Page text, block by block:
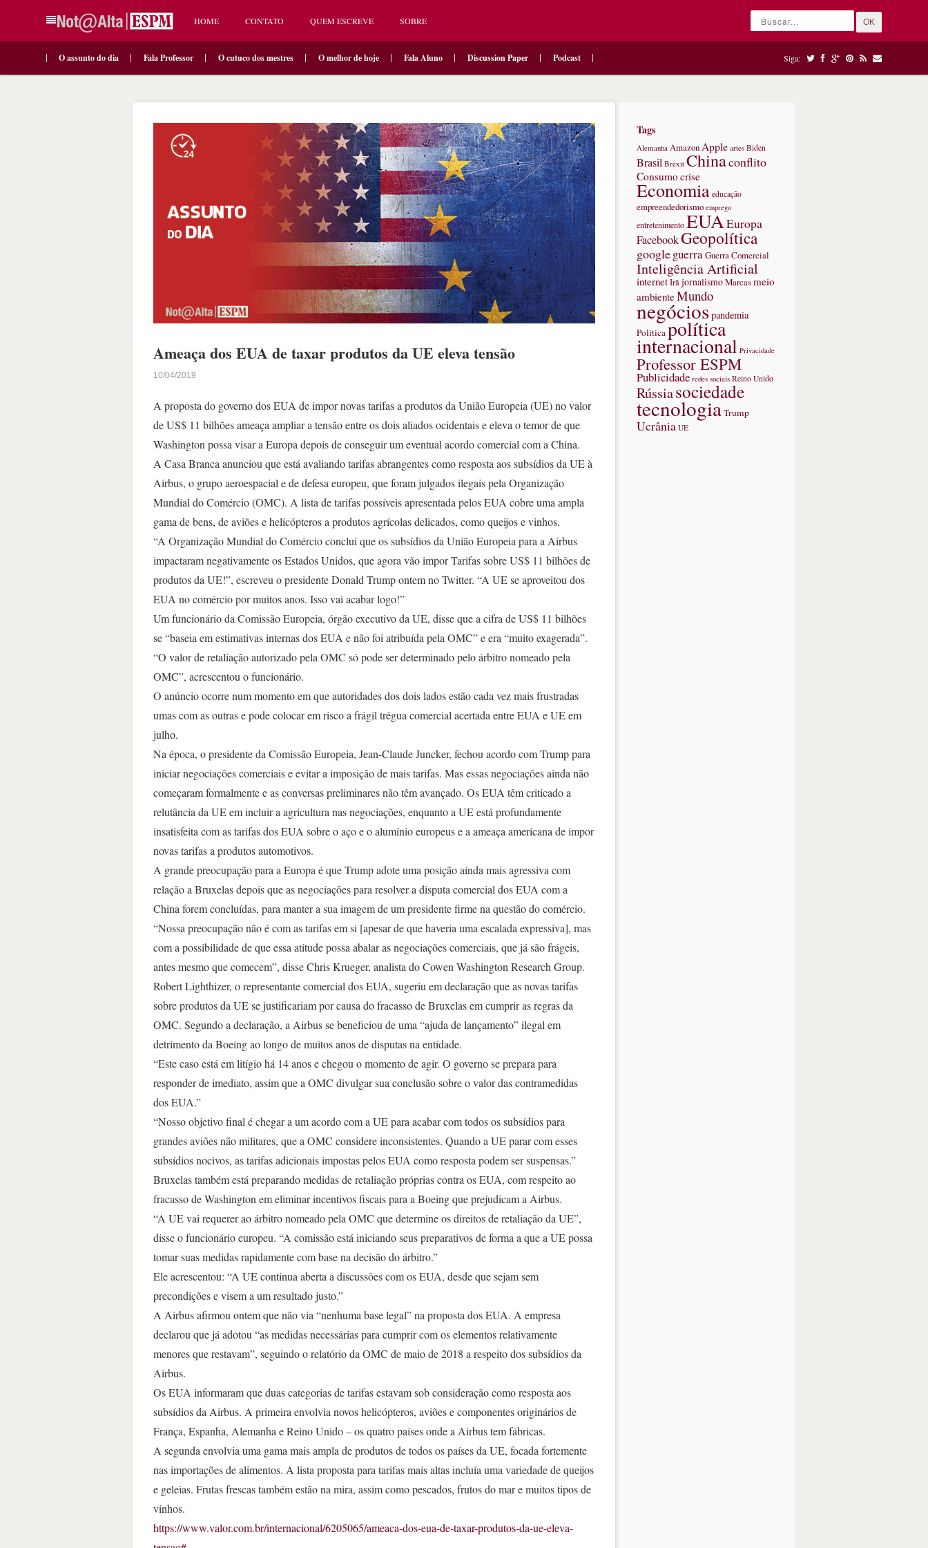
HOME CONTATO QUEM ESCREVE SOBRE OK
O assunto do dia Fala Professor O cutuco dos mestres O melhor de hoje Fala Aluno Discussion Paper Podcast Siga:
Ameaça dos EUA de taxar produtos da UE eleva tensão
10/04/2019
A proposta do governo dos EUA de impor novas tarifas a produtos da União Europeia (UE) no valor
de US$ 11 bilhões ameaça ampliar a tensão entre os dois aliados ocidentais e eleva o temor de que
Washington possa visar a Europa depois de conseguir um eventual acordo comercial com a China.
A Casa Branca anunciou que está avaliando tarifas abrangentes como resposta aos subsídios da UE à
Airbus, o grupo aeroespacial e de defesa europeu, que foram julgados ilegais pela Organização
Mundial do Comércio (OMC). A lista de tarifas possíveis apresentada pelos EUA cobre uma ampla
gama de bens, de aviões e helicópteros a produtos agrícolas delicados, como queijos e vinhos.
“A Organização Mundial do Comércio conclui que os subsídios da União Europeia para a Airbus
impactaram negativamente os Estados Unidos, que agora vão impor Tarifas sobre US$ 11 bilhões de
produtos da UE!”, escreveu o presidente Donald Trump ontem no Twitter. “A UE se aproveitou dos
EUA no comércio por muitos anos. Isso vai acabar logo!”
Um funcionário da Comissão Europeia, órgão executivo da UE, disse que a cifra de US$ 11 bilhões
se “baseia em estimativas internas dos EUA e não foi atribuída pela OMC” e era “muito exagerada”.
“O valor de retaliação autorizado pela OMC só pode ser determinado pelo árbitro nomeado pela
OMC”, acrescentou o funcionário.
O anúncio ocorre num momento em que autoridades dos dois lados estão cada vez mais frustradas
umas com as outras e pode colocar em risco a frágil trégua comercial acertada entre EUA e UE em
julho.
Na época, o presidente da Comissão Europeia, Jean-Claude Juncker, fechou acordo com Trump para
iniciar negociações comerciais e evitar a imposição de mais tarifas. Mas essas negociações ainda não
começaram formalmente e as conversas preliminares não têm avançado. Os EUA têm criticado a
relutância da UE em incluir a agricultura nas negociações, enquanto a UE está profundamente
insatisfeita com as tarifas dos EUA sobre o aço e o alumínio europeus e a ameaça americana de impor
novas tarifas a produtos automotivos.
A grande preocupação para a Europa é que Trump adote uma posição ainda mais agressiva com
relação a Bruxelas depois que as negociações para resolver a disputa comercial dos EUA com a
China forem concluídas, para manter a sua imagem de um presidente firme na questão do comércio.
“Nossa preocupação não é com as tarifas em si [apesar de que haveria uma escalada expressiva], mas
com a possibilidade de que essa atitude possa abalar as negociações comerciais, que já são frágeis,
antes mesmo que comecem”, disse Chris Krueger, analista do Cowen Washington Research Group.
Robert Lighthizer, o representante comercial dos EUA, sugeriu em declaração que as novas tarifas
sobre produtos da UE se justificariam por causa do fracasso de Bruxelas em cumprir as regras da
OMC. Segundo a declaração, a Airbus se beneficiou de uma “ajuda de lançamento” ilegal em
detrimento da Boeing ao longo de muitos anos de disputas na entidade.
“Este caso está em litígio há 14 anos e chegou o momento de agir. O governo se prepara para
responder de imediato, assim que a OMC divulgar sua conclusão sobre o valor das contramedidas
dos EUA.”
“Nosso objetivo final é chegar a um acordo com a UE para acabar com todos os subsídios para
grandes aviões não militares, que a OMC considere inconsistentes. Quando a UE parar com esses
subsídios nocivos, as tarifas adicionais impostas pelos EUA como resposta podem ser suspensas.”
Bruxelas também está preparando medidas de retaliação próprias contra os EUA, com respeito ao
fracasso de Washington em eliminar incentivos fiscais para a Boeing que prejudicam a Airbus.
“A UE vai requerer ao árbitro nomeado pela OMC que determine os direitos de retaliação da UE”,
disse o funcionário europeu. “A comissão está iniciando seus preparativos de forma a que a UE possa
tomar suas medidas rapidamente com base na decisão do árbitro.”
Ele acrescentou: “A UE continua aberta a discussões com os EUA, desde que sejam sem
precondições e visem a um resultado justo.”
A Airbus afirmou ontem que não via “nenhuma base legal” na proposta dos EUA. A empresa
declarou que já adotou “as medidas necessárias para cumprir com os elementos relativamente
menores que restavam”, seguindo o relatório da OMC de maio de 2018 a respeito dos subsídios da
Airbus.
Os EUA informaram que duas categorias de tarifas estavam sob consideração como resposta aos
subsídios da Airbus. A primeira envolvia novos helicópteros, aviões e componentes originários de
França, Espanha, Alemanha e Reino Unido – os quatro países onde a Airbus tem fábricas.
A segunda envolvia uma gama mais ampla de produtos de todos os países da UE, focada fortemente
nas importações de alimentos. A lista proposta para tarifas mais altas incluía uma variedade de queijos
e geleias. Frutas frescas também estão na mira, assim como pescados, frutos do mar e muitos tipos de
vinhos.
https://www.valor.com.br/internacional/6205065/ameaca-dos-eua-de-taxar-produtos-da-ue-eleva-
Tags
Alemanha Amazon Apple artes Biden
Brasil Brexit Chinaconflito
Consumocrise
Economia educação
empreendedorismo emprego
entretenimentoEUAEuropa
FacebookGeopolítica
googleguerraGuerra Comercial
Inteligência Artificial
internetIrãjornalismoMarcasmeio
ambienteMundo
negóciospandemia
Politicapolítica
internacional Privacidade
Professor ESPM
Publicidade redes sociais Reino Unido
Rússiasociedade
tecnologiaTrump
Ucrânia UE